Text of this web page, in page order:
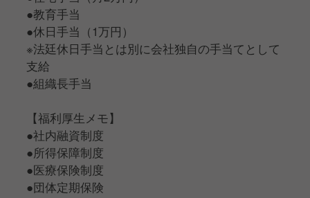
●教育手当
●休日手当（1万円）
※法廷休日手当とは別に会社独自の手当てとして
支給
●組織長手当
【福利厚生メモ】
●社内融資制度
●所得保障制度
●医療保険制度
●団体定期保険